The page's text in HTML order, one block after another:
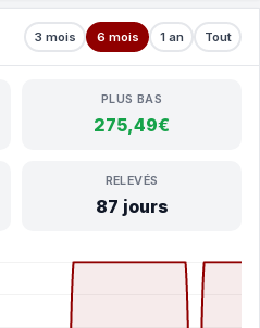
3 mois 6 mois 1 an Tout
PLUS BAS
275,49€
RELEVÉS
87 jours